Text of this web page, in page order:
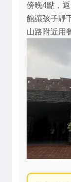
傍晚4點，
館讓孩子靜
山路附近用